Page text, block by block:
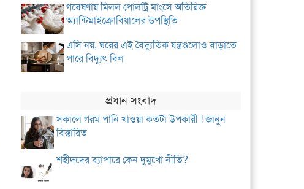
গবেষণায় মিলল পোলট্রি মাংসে অতিরিক্ত
অ্যান্টিমাইক্রোবিয়ালের উপস্থিতি
এসি নয়, ঘরের এই বৈদ্যুতিক যন্ত্রগুলোও বাড়াতে
পারে বিদ্যুৎ বিল
প্রধান সংবাদ
সকালে গরম পানি খাওয়া কতটা উপকারী ! জানুন
বিস্তারিত
শহীদদের ব্যাপারে কেন দুমুখো নীতি?